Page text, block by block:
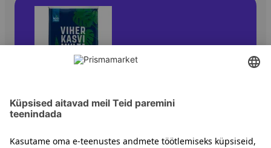
Lillehooldustooted ja -tarvikud